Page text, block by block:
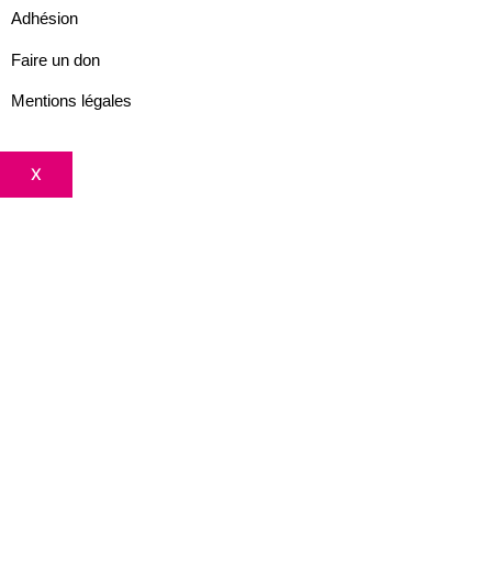
Adhésion
Faire un don
Mentions légales
X